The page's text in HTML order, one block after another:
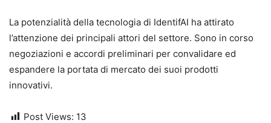
La potenzialità della tecnologia di IdentifAI ha attirato
l’attenzione dei principali attori del settore. Sono in corso
negoziazioni e accordi preliminari per convalidare ed
espandere la portata di mercato dei suoi prodotti
innovativi.
Post Views: 13